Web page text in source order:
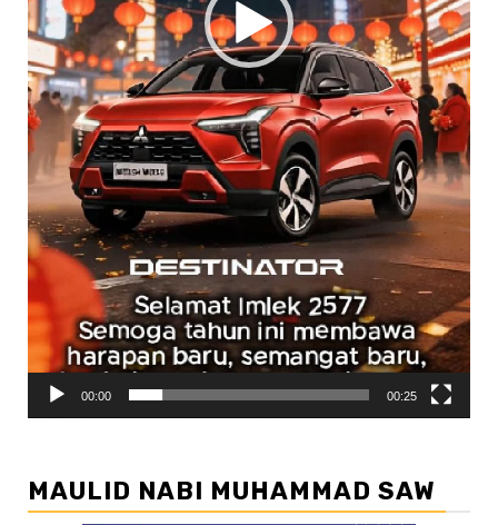
00:00 00:25
MAULID NABI MUHAMMAD SAW